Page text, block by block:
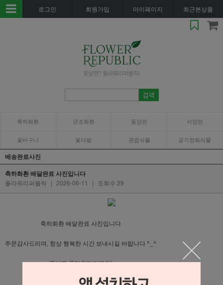
로그인 회원가입 마이페이지 최근본상품
축하화환 근조화환 동양란 서양란
꽃바구니 꽃다발 관엽식물 공기정화식물
배송완료사진
축하화환 배달완료 사진입니다
플라워리퍼블릭 | 2026-06-11 | 조회수 29
축하화환 배달완료 사진입니다
주문감사드리며, 항상 행복한 시간 보내시길 바랍니다 ^_^
꽃살땐 플라워리퍼블릭!